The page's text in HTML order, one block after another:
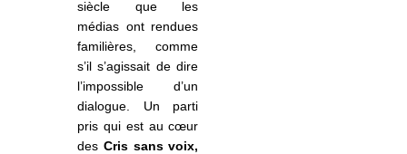
siècle que les
médias ont rendues
familières, comme
s’il s’agissait de dire
l’impossible d’un
dialogue. Un parti
pris qui est au cœur
des Cris sans voix,